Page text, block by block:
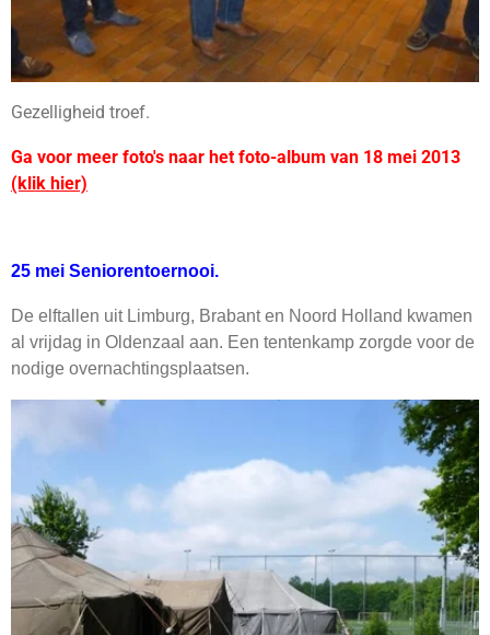
Gezelligheid troef.
Ga voor meer foto's naar het foto-album van 18 mei 2013
(klik hier)
25 mei Seniorentoernooi.
De elftallen uit Limburg, Brabant en Noord Holland kwamen
al vrijdag in Oldenzaal aan. Een tentenkamp zorgde voor de
nodige overnachtingsplaatsen.